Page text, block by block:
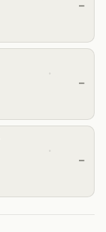
—
—
—